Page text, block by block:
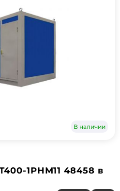
В наличии
1РНМ11 48458 в